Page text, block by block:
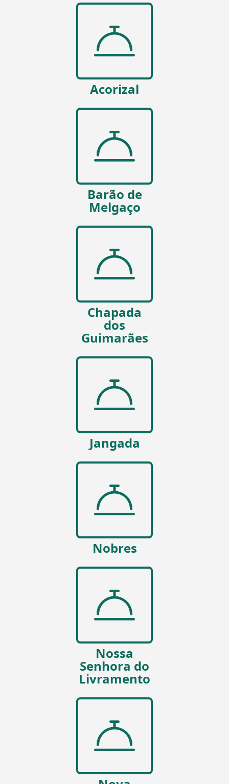
Acorizal
Barão de
Melgaço
Chapada
dos
Guimarães
Jangada
Nobres
Nossa
Senhora do
Livramento